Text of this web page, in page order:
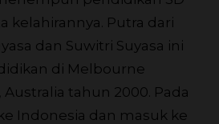
kelahirannya. Putra dari
dan Suwitri Suyasa ini
di Melbourne
tahun 2000. Pada
Indonesia dan masuk ke